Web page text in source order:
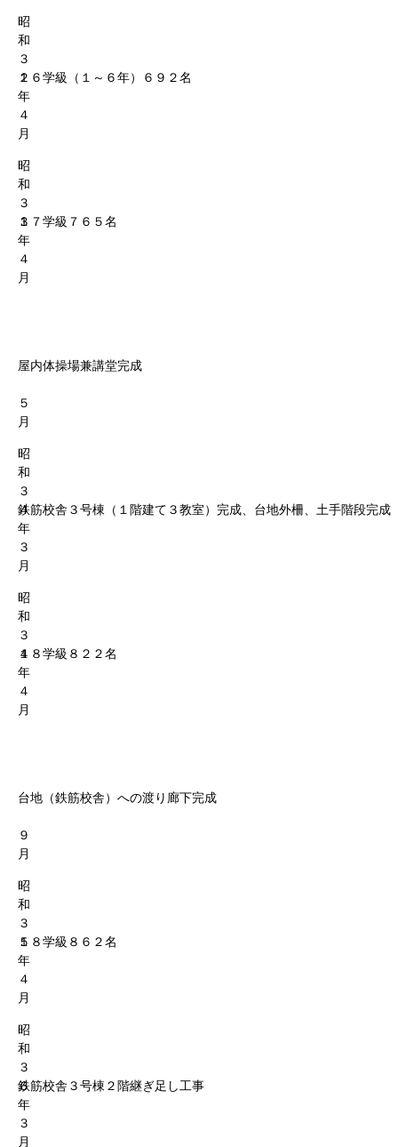
昭
和
３
２
年
４
月
１６学級（１～６年）６９２名
昭
和
３
３
年
４
月
１７学級７６５名
５
月
屋内体操場兼講堂完成
昭
和
３
４
年
３
月
鉄筋校舎３号棟（１階建て３教室）完成、台地外柵、土手階段完成
昭
和
３
４
年
４
月
１８学級８２２名
９
月
台地（鉄筋校舎）への渡り廊下完成
昭
和
３
５
年
４
月
１８学級８６２名
昭
和
３
６
年
３
月
鉄筋校舎３号棟２階継ぎ足し工事